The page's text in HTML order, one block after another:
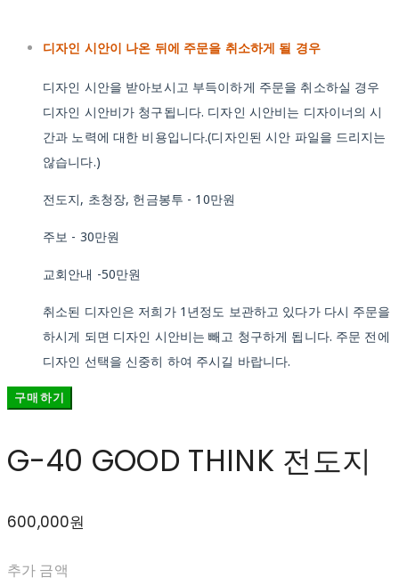
디자인 시안이 나온 뒤에 주문을 취소하게 될 경우
디자인 시안을 받아보시고 부득이하게 주문을 취소하실 경우
디자인 시안비가 청구됩니다. 디자인 시안비는 디자이너의 시
간과 노력에 대한 비용입니다.(디자인된 시안 파일을 드리지는
않습니다.)
전도지, 초청장, 헌금봉투 - 10만원
주보 - 30만원
교회안내 -50만원
취소된 디자인은 저희가 1년정도 보관하고 있다가 다시 주문을
하시게 되면 디자인 시안비는 빼고 청구하게 됩니다. 주문 전에
디자인 선택을 신중히 하여 주시길 바랍니다.
구매하기
G-40 GOOD THINK 전도지
600,000원
추가 금액